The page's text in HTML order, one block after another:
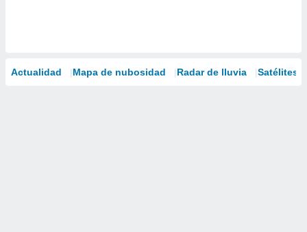
Actualidad Mapa de nubosidad Radar de lluvia Satélites